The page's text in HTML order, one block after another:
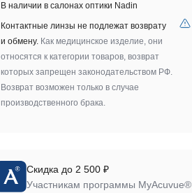
В наличии в салонах оптики Nadin
Контактные линзы не подлежат возврату
и обмену. Как медицинское изделие, они
относятся к категории товаров, возврат
которых запрещен законодательством РФ.
Возврат возможен только в случае
производственного брака.
Скидка до 2 500 ₽
Участникам программы MyAcuvue®